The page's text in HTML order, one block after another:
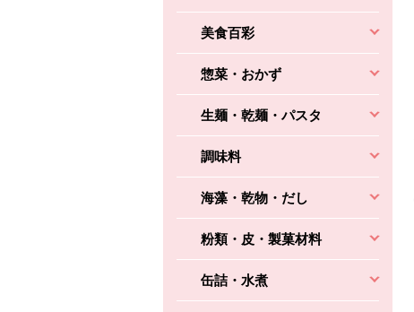
美食百彩
惣菜・おかず
生麺・乾麺・パスタ
調味料
海藻・乾物・だし
粉類・皮・製菓材料
缶詰・水煮